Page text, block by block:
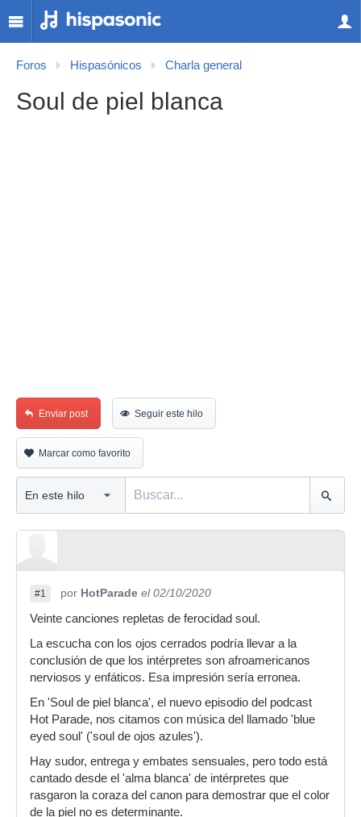
Foros Hispasónicos Charla general
Soul de piel blanca
Enviar post Seguir este hilo
Marcar como favorito
#1 por HotParade el 02/10/2020
Veinte canciones repletas de ferocidad soul.
La escucha con los ojos cerrados podría llevar a la
conclusión de que los intérpretes son afroamericanos
nerviosos y enfáticos. Esa impresión sería erronea.
En 'Soul de piel blanca', el nuevo episodio del podcast
Hot Parade, nos citamos con música del llamado 'blue
eyed soul' ('soul de ojos azules').
Hay sudor, entrega y embates sensuales, pero todo está
cantado desde el 'alma blanca' de intérpretes que
rasgaron la coraza del canon para demostrar que el color
de la piel no es determinante.